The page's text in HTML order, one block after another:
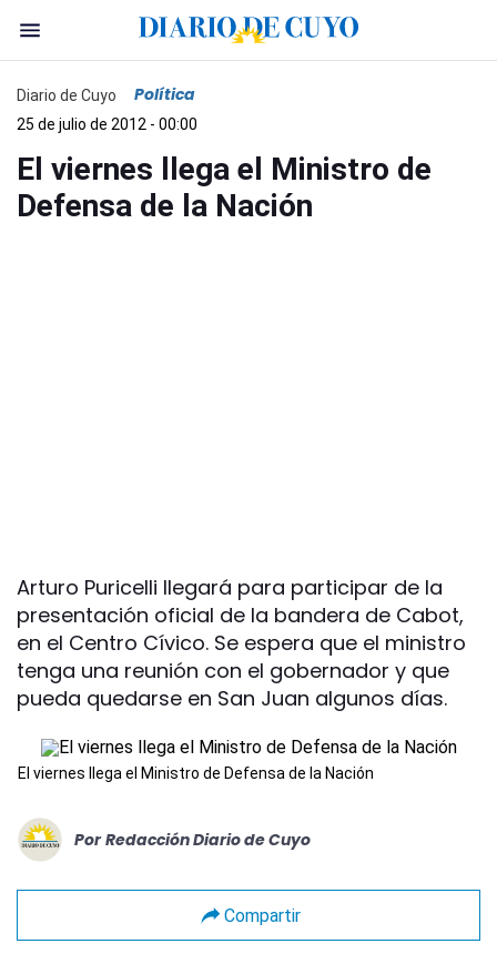
Diario de Cuyo Política
25 de julio de 2012 - 00:00
El viernes llega el Ministro de
Defensa de la Nación
Arturo Puricelli llegará para participar de la
presentación oficial de la bandera de Cabot,
en el Centro Cívico. Se espera que el ministro
tenga una reunión con el gobernador y que
pueda quedarse en San Juan algunos días.
El viernes llega el Ministro de Defensa de la Nación
Por Redacción Diario de Cuyo
Compartir